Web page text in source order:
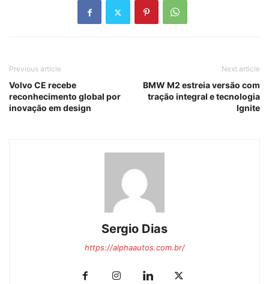
Previous article
Volvo CE recebe
reconhecimento global por
inovação em design
Next article
BMW M2 estreia versão com
tração integral e tecnologia
Ignite
Sergio Dias
https://alphaautos.com.br/